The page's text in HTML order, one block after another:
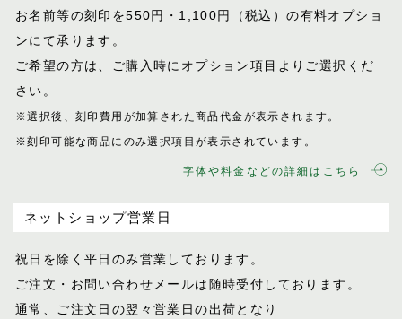
お名前等の刻印を550円・1,100円（税込）の有料オプショ
ンにて承ります。
ご希望の方は、ご購入時にオプション項目 よりご選択くだ
さい。
※選択後、刻印費用が加算された商品代金が表示 されます。
※刻印可能な商品にのみ選択項目が表示されてい ます。
字体や料金などの詳細はこちら
ネットショップ営業日
祝日を除く平日のみ営業しております。
ご注文・お問い合わせメールは随時受付し ております。
通常、ご注文日の翌々営業日の出荷となり